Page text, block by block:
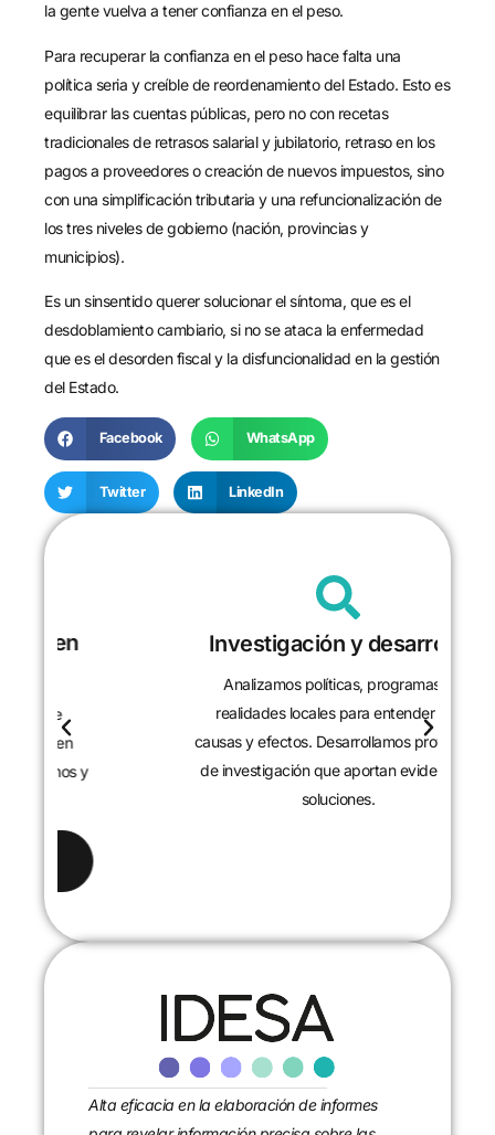
la gente vuelva a tener confianza en el peso.
Para recuperar la confianza en el peso hace falta una
política seria y creíble de reordenamiento del Estado. Esto es
equilibrar las cuentas públicas, pero no con recetas
tradicionales de retrasos salarial y jubilatorio, retraso en los
pagos a proveedores o creación de nuevos impuestos, sino
con una simplificación tributaria y una refuncionalización de
los tres niveles de gobierno (nación, provincias y
municipios).
Es un sinsentido querer solucionar el síntoma, que es el
desdoblamiento cambiario, si no se ataca la enfermedad
que es el desorden fiscal y la disfuncionalidad en la gestión
del Estado.
Facebook WhatsApp
Twitter LinkedIn
Investigación y desarrollo
Analizamos políticas, programas y
realidades locales para entender sus
causas y efectos. Desarrollamos proyectos
de investigación que aportan evidencia y
Alta eficacia en la elaboración de informes